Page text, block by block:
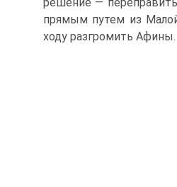
прямым путем из
ходу разгромить Афины.